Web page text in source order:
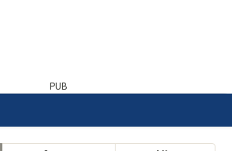
PUB